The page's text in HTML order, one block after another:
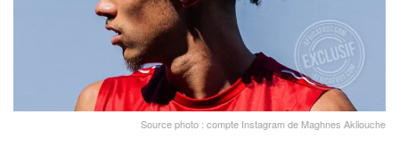
Source photo : compte Instagram de Maghnes Akliouche